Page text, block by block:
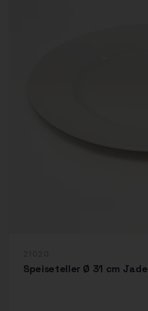
Speiseteller Ø 31 cm Jade